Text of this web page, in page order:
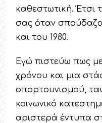
καθεστωτική. Έτσι
σας όταν σπούδαζα
και του 1980.
Εγώ πιστεύω πως
χρόνου και μια
οπορτουνισμού,
κοινωνικό
αριστερά έντυπα